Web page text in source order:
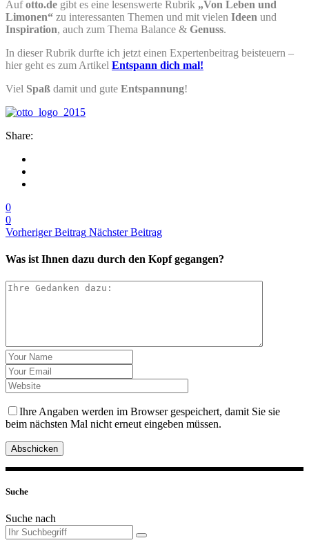
Aufotto.de gibt es eine lesenswerte Rubrik „Von Leben und
Limonen“ zu interessanten Themen und mit vielen Ideen und
Inspiration, auch zum Thema Balance & Genuss.
In dieser Rubrik durfte ich jetzt einen Expertenbeitrag beisteuern –
hier geht es zum Artikel Entspann dich mal!
Viel Spaß damit und gute Entspannung!
Share:
0
0
Vorheriger Beitrag Nächster Beitrag
Was ist Ihnen dazu durch den Kopf gegangen?
Ihre Angaben werden im Browser gespeichert, damit Sie sie
beim nächsten Mal nicht erneut eingeben müssen.
Abschicken
Suche
Suche nach